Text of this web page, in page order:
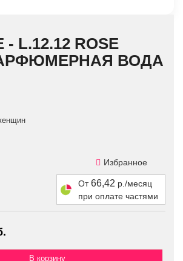
- L.12.12 ROSE
ВОДА
Избранное
От66,42 р./месяц
при оплате частями